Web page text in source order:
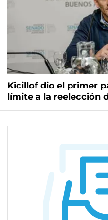
Kicillof dio el primer
límite a la reelección